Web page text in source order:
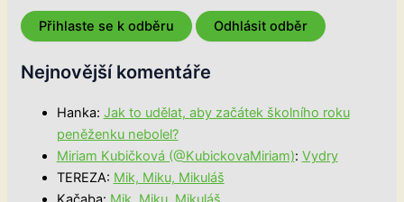
Nejnovější komentáře
Hanka: Jak to udělat, aby začátek školního roku
peněženku nebolel?
Miriam Kubičková (@KubickovaMiriam): Vydry
TEREZA: Mik, Miku, Mikuláš